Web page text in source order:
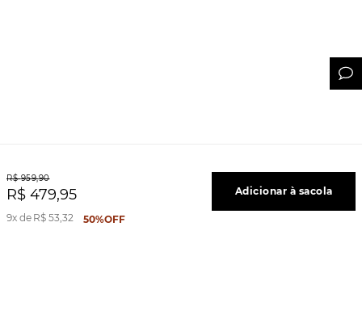
R$ 959,90
R$ 479,95
9 R$ 53,32 50%OFF
Adicionar à sacola